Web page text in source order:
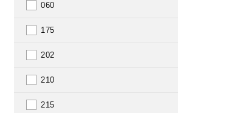
060
175
202
210
215